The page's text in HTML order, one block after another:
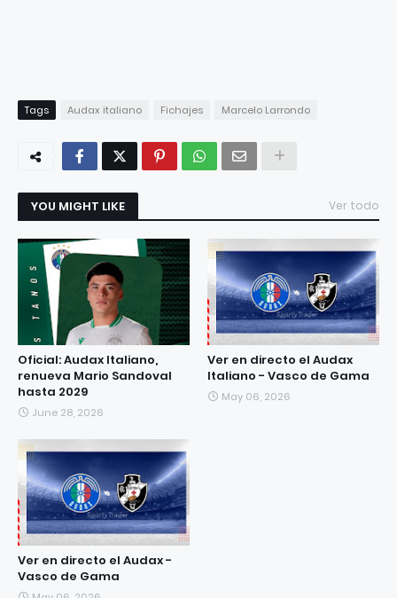
Tags Audax italiano Fichajes Marcelo Larrondo
YOU MIGHT LIKE Ver todo
Oficial: Audax Italiano,
renueva Mario Sandoval
hasta 2029
June 28, 2026
Ver en directo el Audax
Italiano - Vasco de Gama
May 06, 2026
Ver en directo el Audax -
Vasco de Gama